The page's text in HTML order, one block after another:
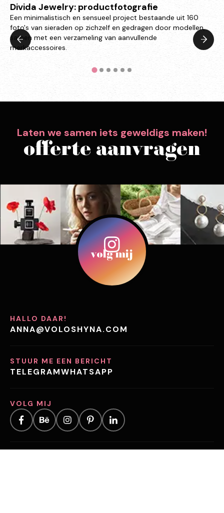
Divida Jewelry: productfotografie
Een minimalistisch en sensueel project bestaande uit 160
foto's van sieraden op zichzelf en gedragen door modellen,
samen met een verzameling van aanvullende
merkaccessoires.
Laten we samen iets geweldigs maken!
offerte aanvragen
volg mij
HALLO DAAR!
ANNA@VOLOSHYNA.COM
STUUR ME EEN BERICHT
TELEGRAMWHATSAPP
VOLG MIJ